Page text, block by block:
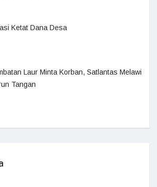
Ketat Dana Desa
Laur Minta Korban, Satlantas Melawi
Tangan